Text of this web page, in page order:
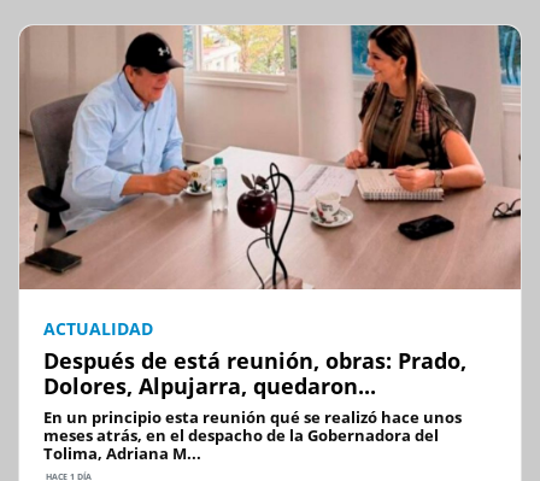
ACTUALIDAD
Después de está reunión, obras: Prado,
Dolores, Alpujarra, quedaron...
En un principio esta reunión qué se realizó hace unos
meses atrás, en el despacho de la Gobernadora del
Tolima, Adriana M...
HACE 1 DÍA